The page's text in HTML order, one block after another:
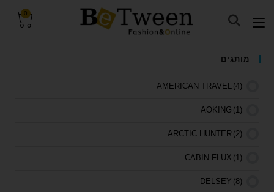
השבת את ההבזקים
settings
zoom_out זום (הקטנה)
zoom_in זום (הגדלה)
remove_circle_outline הקטנת גופן
0
מותגים
AMERICAN TRAVEL (4)
AOKING (1)
ARCTIC HUNTER (2)
CABIN FLUX (1)
DELSEY (8)